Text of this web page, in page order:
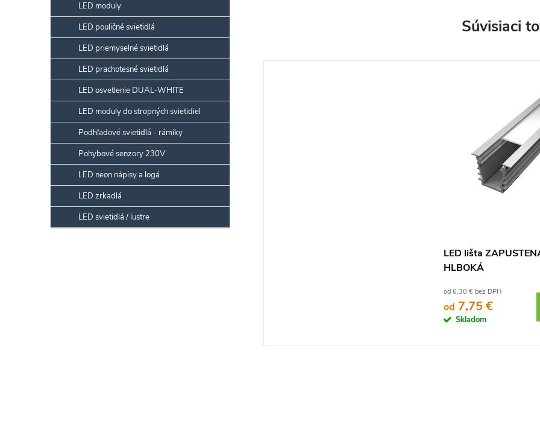
LED moduly
LED pouličné svietidlá
LED priemyselné svietidlá
LED prachotesné svietidlá
LED osvetlenie DUAL-WHITE
LED moduly do stropných svietidiel
Podhľadové svietidlá - rámiky
Pohybové senzory 230V
LED neon nápisy a logá
LED zrkadlá
LED svietidlá / lustre
Súvisiaci
LED lišta
HLBOKÁ
od 6,30 € bez DPH
od 7,75 €
Skladom